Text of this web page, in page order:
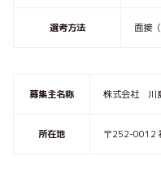
選考方法 面接
募集主名称 株式会社 川
所在地 〒252-0012